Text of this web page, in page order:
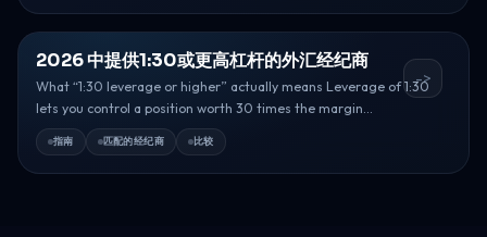
2026 中提供1:30或更高杠杆的外汇经纪商
What “1:30 leverage or higher” actually means Leverage of 1:30
lets you control a position worth 30 times the margin...
指南 匹配的经纪商 比较
->